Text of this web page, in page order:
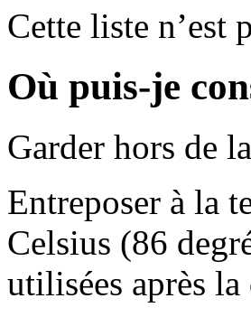
Cette liste n’est
Où puis-je
Garder hors de
Entreposer à la
Celsius (86
utilisées après